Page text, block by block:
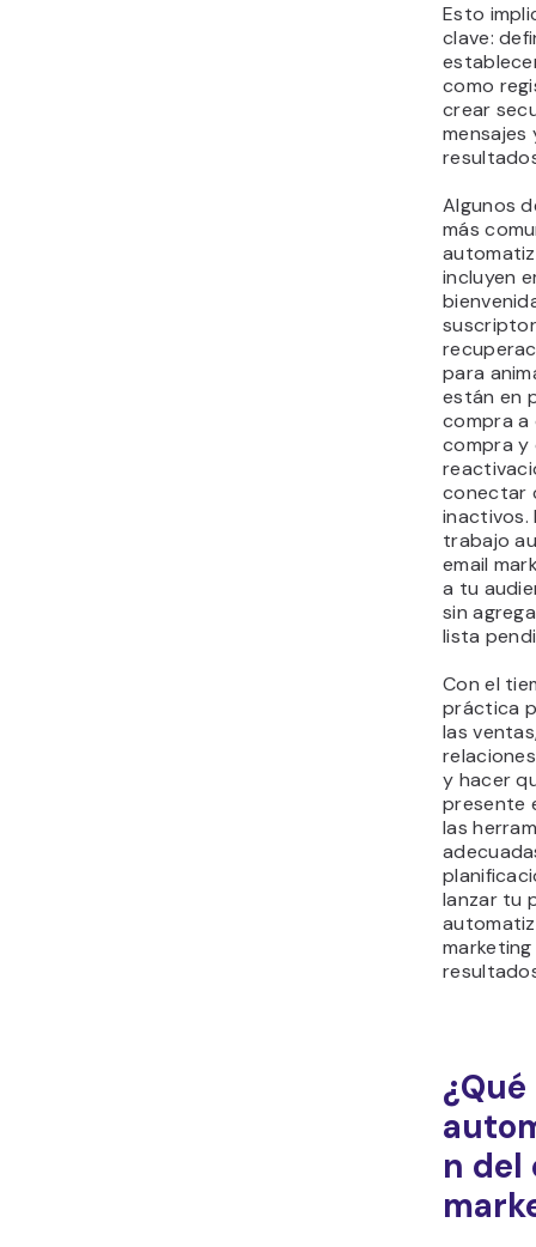
Esto
clave:
como
crear
mensajes
Algunos
más
incluyen
para
están en
compra a
compra y
conectar
inactivos.
trabajo
email
a tu
sin
lista
Con el
práctica
las
y hacer
presente
las
lanzar tu
n del